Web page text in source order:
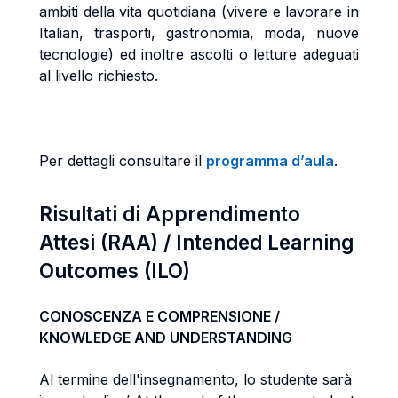
ambiti della vita quotidiana (vivere e lavorare in
Italian, trasporti, gastronomia, moda, nuove
tecnologie) ed inoltre ascolti o letture adeguati
al livello richiesto.
Per dettagli consultare il programma d’aula.
Risultati di Apprendimento
Attesi (RAA) / Intended Learning
Outcomes (ILO)
CONOSCENZA E COMPRENSIONE /
KNOWLEDGE AND UNDERSTANDING
Al termine dell'insegnamento, lo studente sarà